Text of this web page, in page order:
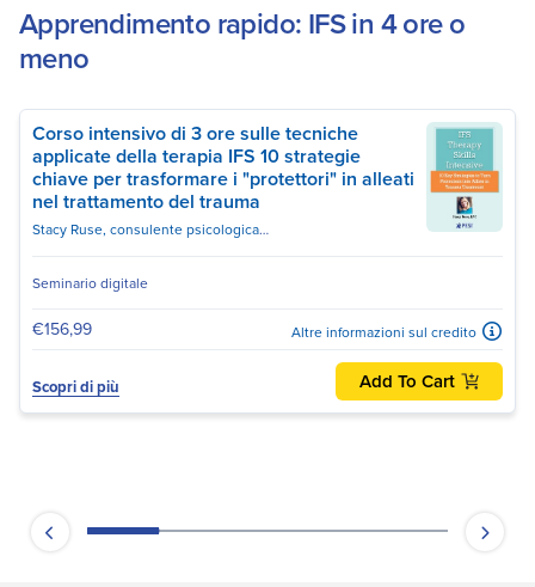
Apprendimento rapido: IFS in 4 ore o
meno
Corso intensivo di 3 ore sulle tecniche
applicate della terapia IFS 10 strategie
chiave per trasformare i "protettori" in alleati
nel trattamento del trauma
Stacy Ruse, consulente psicologica certificata, istruttrice di yoga registrata E-RYT-500
Seminario digitale
€156,99 Altre informazioni sul credito
Scopri di più Add To Cart